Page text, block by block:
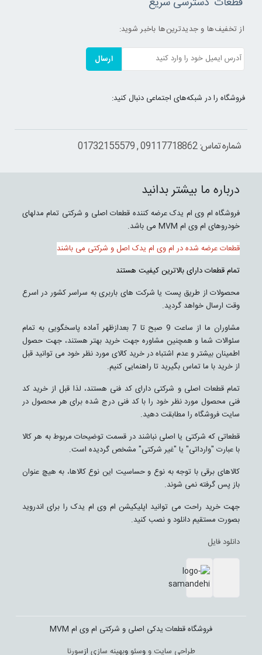
از تخفیف‌ها و جدیدترین‌ها باخبر شوید:
ارسال
فروشگاه را در شبکه‌های اجتماعی دنبال کنید:
شماره تماس: 09117718862 , 01732155579
درباره ما بیشتر بدانید
فروشگاه ام وی ام یدک عرضه کننده قطعات اصلی و شرکتی تمام مدلهای
خودروهای ام وی ام MVM می باشد.
قطعات عرضه شده در ام وی ام یدک اصل و شرکتی می باشند
تمام قطعات دارای بالاترین کیفیت هستند
محصولات از طریق پست یا شرکت های باربری به سراسر کشور در اسرع
وقت ارسال خواهد گردید.
مشاوران ما از ساعت 9 صبح تا 7 بعدازظهر آماده پاسخگویی به تمام
سئوالات شما و همچنین مشاوره جهت خرید بهتر هستند، جهت حصول
اطمینان بیشتر و عدم اشتباه در خرید کالای مورد نظر خود می توانید قبل
از خرید با ما تماس بگیرید تا راهنمایی کنیم.
تمام قطعات اصلی و شرکتی دارای کد فنی هستند، لذا قبل از خرید کد
فنی محصول مورد نظر خود را با کد فنی درج شده برای هر محصول در
سایت فروشگاه را مطابقت دهید.
قطعاتی که شرکتی یا اصلی نباشند در قسمت توضیحات مربوط به هر کالا
با عبارت "وارداتی" یا "غیر شرکتی" مشخص گردیده است.
کالاهای برقی با توجه به نوع و حساسیت این نوع کالاها، به هیچ عنوان
باز پس گرفته نمی شوند.
جهت خرید راحت می توانید اپلیکیشن ام وی ام یدک را برای اندروید
بصورت مستقیم دانلود و نصب کنید.
دانلود فایل
فروشگاه قطعات یدکی اصلی و شرکتی ام وی ام MVM
طراحی سایت ووسئو وبهینه سازی ازسورنا